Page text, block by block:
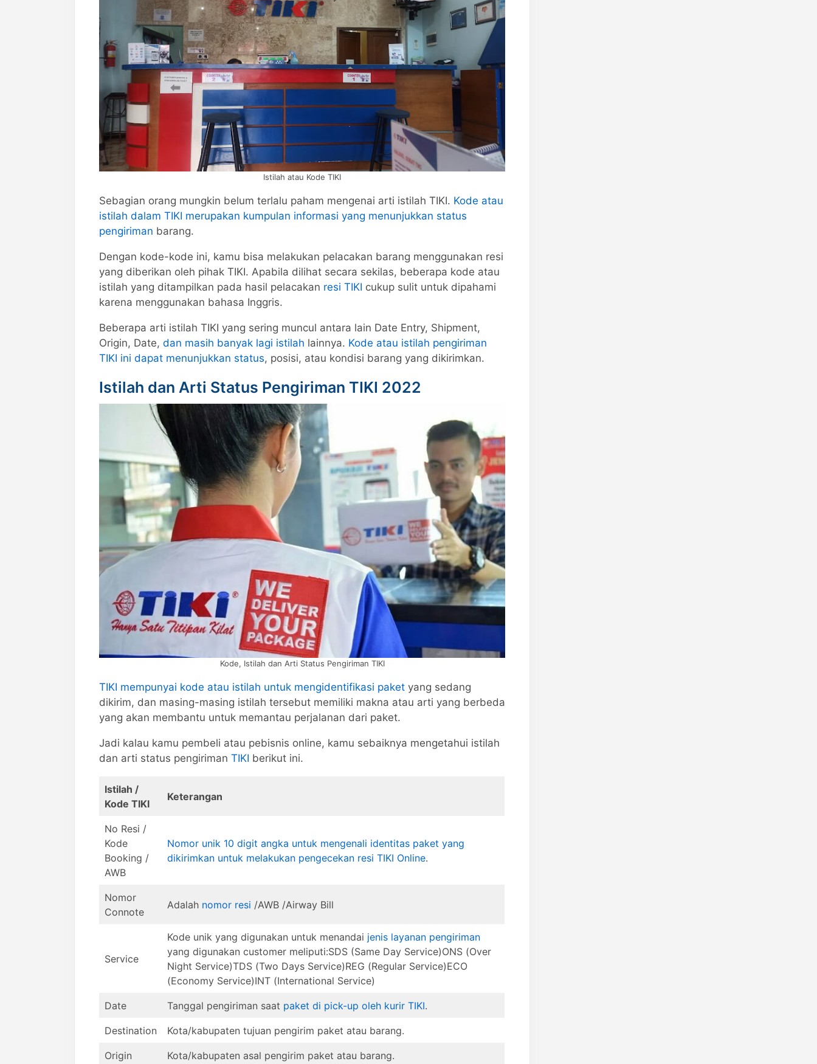
Istilah atau Kode TIKI
Sebagian orang mungkin belum terlalu paham mengenai arti istilah TIKI. Kode atau
istilah dalam TIKI merupakan kumpulan informasi yang menunjukkan status
pengiriman barang.
Dengan kode-kode ini, kamu bisa melakukan pelacakan barang menggunakan resi
yang diberikan oleh pihak TIKI. Apabila dilihat secara sekilas, beberapa kode atau
istilah yang ditampilkan pada hasil pelacakan resi TIKI cukup sulit untuk dipahami
karena menggunakan bahasa Inggris.
Beberapa arti istilah TIKI yang sering muncul antara lain Date Entry, Shipment,
Origin, Date, dan masih banyak lagi istilah lainnya. Kode atau istilah pengiriman
TIKI ini dapat menunjukkan status, posisi, atau kondisi barang yang dikirimkan.
Istilah dan Arti Status Pengiriman TIKI 2022
Kode, Istilah dan Arti Status Pengiriman TIKI
TIKI mempunyai kode atau istilah untuk mengidentifikasi paket yang sedang
dikirim, dan masing-masing istilah tersebut memiliki makna atau arti yang berbeda
yang akan membantu untuk memantau perjalanan dari paket.
Jadi kalau kamu pembeli atau pebisnis online, kamu sebaiknya mengetahui istilah
dan arti status pengiriman TIKI berikut ini.
Istilah /
Kode TIKI
Keterangan
No Resi /
Kode
Booking /
AWB
Nomor unik 10 digit angka untuk mengenali identitas paket yang
dikirimkan untuk melakukan pengecekan resi TIKI Online.
Nomor
Connote
Adalah nomor resi /AWB /Airway Bill
Service
Kode unik yang digunakan untuk menandai jenis layanan pengiriman
yang digunakan customer meliputi:SDS (Same Day Service)ONS (Over
Night Service)TDS (Two Days Service)REG (Regular Service)ECO
(Economy Service)INT (International Service)
Date Tanggal pengiriman saat paket di pick-up oleh kurir TIKI.
Destination Kota/kabupaten tujuan pengirim paket atau barang.
Origin Kota/kabupaten asal pengirim paket atau barang.